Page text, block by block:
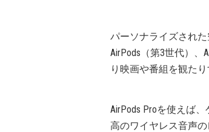
パーソナライズされ
AirPods（第3世代）、
り映画や番組を観た
AirPods Proを使えば
高のワイヤレス音声の